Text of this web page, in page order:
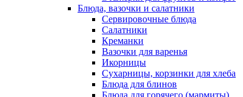
Блюда, вазочки и салатники
Сервировочные блюда
Салатники
Креманки
Вазочки для варенья
Икорницы
Сухарницы, корзинки для хлеба
Блюда для блинов
Блюда для горячего (мармиты)